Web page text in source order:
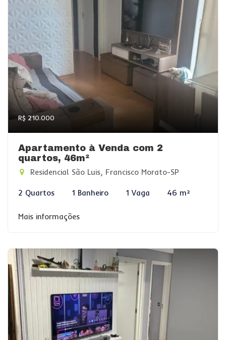
R$ 210.000
Apartamento à Venda com 2
quartos, 46m²
Residencial São Luis, Francisco Morato-SP
2 Quartos 1 Banheiro 1 Vaga 46 m²
Mais informações